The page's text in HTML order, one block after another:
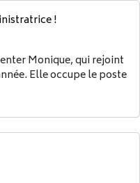
!
Monique, qui rejoint
Elle occupe le poste